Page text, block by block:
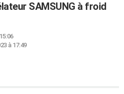
SAMSUNG à froid
à 17:49